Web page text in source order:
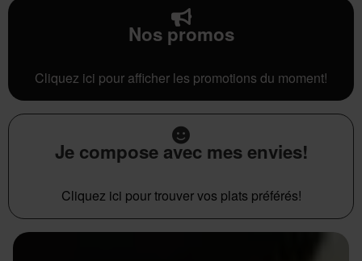
Nos promos
Cliquez ici pour afficher les promotions du moment!
Je compose avec mes envies!
Cliquez ici pour trouver vos plats préférés!